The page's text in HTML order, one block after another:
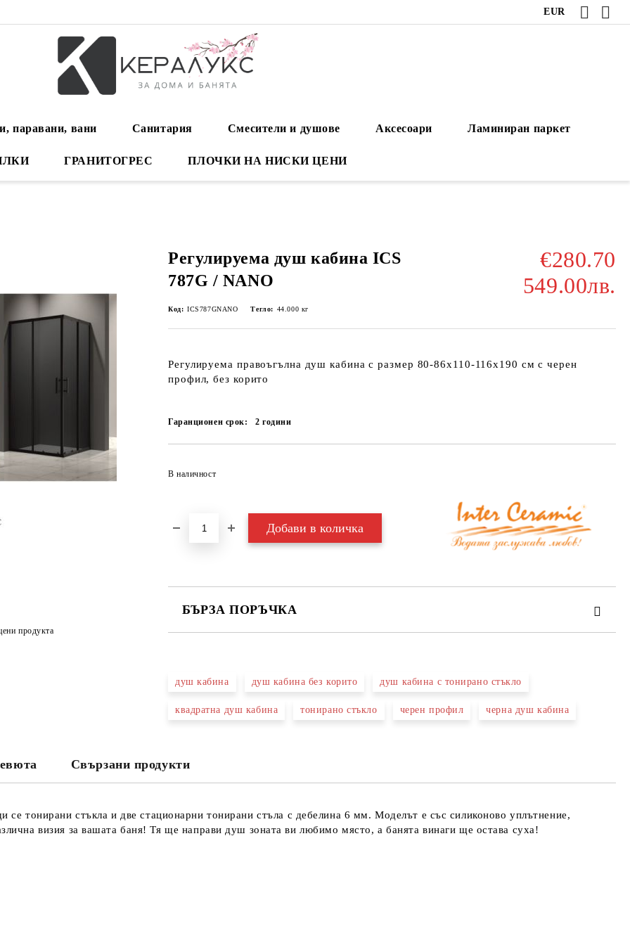
EUR
паравани, вани Санитария Смесители и душове Аксесоари Ламиниран паркет
ГРАНИТОГРЕС ПЛОЧКИ НА НИСКИ ЦЕНИ
Регулируема душ кабина ICS
787G / NANO
€280.70
549.00лв.
Код: ICS787GNANO Тегло: 44.000 кг
Регулируема правоъгълна душ кабина с размер 80-86х110-116х190 см с черен
профил, без корито
Гаранционен срок: 2години
В наличност
БЪРЗА ПОРЪЧКА
Съгласен съм сПолитиката за лични данни
душ кабина душ кабина без корито душ кабина с тонирано стъкло
квадратна душ кабина тонирано стъкло черен профил черна душ кабина
продукта
Свързани продукти
се тонирани стъкла и две стационарни тонирани стъла с дебелина 6 мм. Моделът е със силиконово уплътнение,
визия за вашата баня! Тя ще направи душ зоната ви любимо място, а банята винаги ще остава суха!